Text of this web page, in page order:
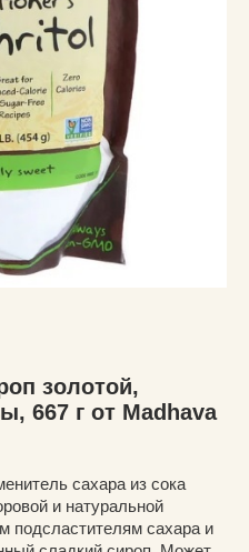
золотой,
667 г от Madhava
сахара из сока
и натуральной
подсластителям сахара и